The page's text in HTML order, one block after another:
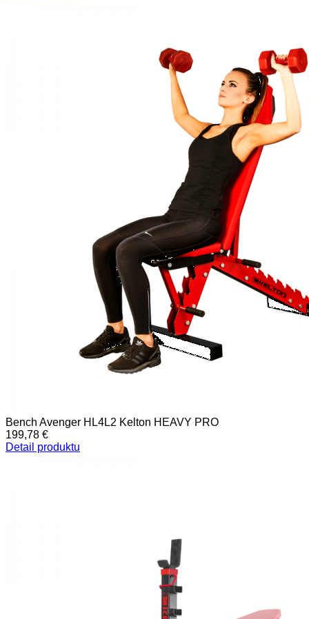
Bench Avenger HL4L2 Kelton HEAVY PRO
199,78 €
Detail produktu